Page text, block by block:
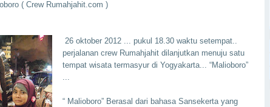
( Crew Rumahjahit.com )
26 oktober 2012 ... pukul 18.30 waktu setempat..
perjalanan crew Rumahjahit dilanjutkan menuju satu
tempat wisata termasyur di Yogyakarta... “Malioboro”
...
“ Malioboro” Berasal dari bahasa Sansekerta yang